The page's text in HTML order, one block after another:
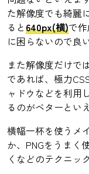
た解像度でも綺麗
ると640px(横)で
に困らないので良
また解像度だけで
であれば、極力
ャドウなどを利用
るのがベターとい
横幅一杯を使うメ
か、PNGをうまく
くなどのテクニッ